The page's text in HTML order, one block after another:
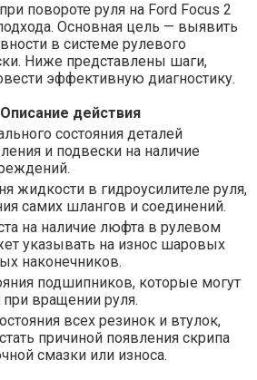
повороте руля на Ford Focus 2
Основная цель — выявить
в системе рулевого
Ниже представлены шаги,
эффективную диагностику.
Описание действия
состояния деталей
и подвески на наличие
жидкости в гидроусилителе руля,
самих шлангов и соединений.
на наличие люфта в рулевом
указывать на износ шаровых
наконечников.
подшипников, которые могут
вращении руля.
всех резинок и втулок,
причиной появления скрипа
смазки или износа.